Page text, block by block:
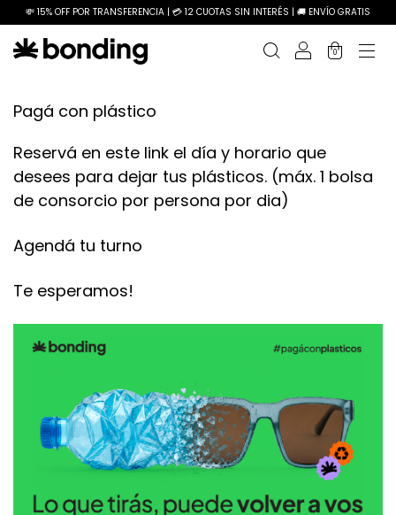
💸 15% OFF POR TRANSFERENCIA | 💳 12 CUOTAS SIN INTERÉS | 🚚 ENVÍO GRATIS
0
Pagá con plástico
Reservá en este link el día y horario que
desees para dejar tus plásticos. (máx. 1 bolsa
de consorcio por persona por dia)
Agendá tu turno
Te esperamos!